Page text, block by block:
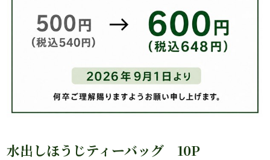
水出しほうじティーバッグ 10P